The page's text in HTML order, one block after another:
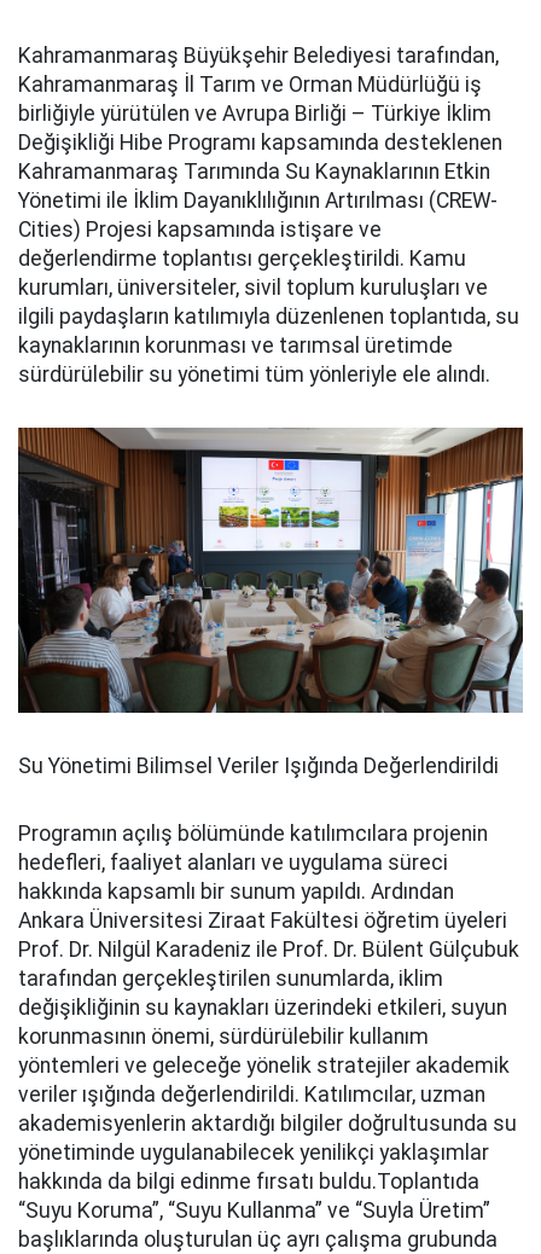
Kahramanmaraş Büyükşehir Belediyesi tarafından,
Kahramanmaraş İl Tarım ve Orman Müdürlüğü iş
birliğiyle yürütülen ve Avrupa Birliği – Türkiye İklim
Değişikliği Hibe Programı kapsamında desteklenen
Kahramanmaraş Tarımında Su Kaynaklarının Etkin
Yönetimi ile İklim Dayanıklılığının Artırılması (CREW-
Cities) Projesi kapsamında istişare ve
değerlendirme toplantısı gerçekleştirildi. Kamu
kurumları, üniversiteler, sivil toplum kuruluşları ve
ilgili paydaşların katılımıyla düzenlenen toplantıda, su
kaynaklarının korunması ve tarımsal üretimde
sürdürülebilir su yönetimi tüm yönleriyle ele alındı.
Su Yönetimi Bilimsel Veriler Işığında Değerlendirildi
Programın açılış bölümünde katılımcılara projenin
hedefleri, faaliyet alanları ve uygulama süreci
hakkında kapsamlı bir sunum yapıldı. Ardından
Ankara Üniversitesi Ziraat Fakültesi öğretim üyeleri
Prof. Dr. Nilgül Karadeniz ile Prof. Dr. Bülent Gülçubuk
tarafından gerçekleştirilen sunumlarda, iklim
değişikliğinin su kaynakları üzerindeki etkileri, suyun
korunmasının önemi, sürdürülebilir kullanım
yöntemleri ve geleceğe yönelik stratejiler akademik
veriler ışığında değerlendirildi. Katılımcılar, uzman
akademisyenlerin aktardığı bilgiler doğrultusunda su
yönetiminde uygulanabilecek yenilikçi yaklaşımlar
hakkında da bilgi edinme fırsatı buldu.Toplantıda
“Suyu Koruma”, “Suyu Kullanma” ve “Suyla Üretim”
başlıklarında oluşturulan üç ayrı çalışma grubunda